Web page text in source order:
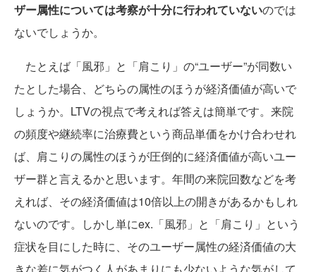
ザー属性については考察が十分に行われていないのでは
ないでしょうか。
たとえば「風邪」と「肩こり」の“ユーザー”が同数い
たとした場合、どちらの属性のほうが経済価値が高いで
しょうか。LTVの視点で考えれば答えは簡単です。来院
の頻度や継続率に治療費という商品単価をかけ合わせれ
ば、肩こりの属性のほうが圧倒的に経済価値が高いユー
ザー群と言えるかと思います。年間の来院回数などを考
えれば、その経済価値は10倍以上の開きがあるかもしれ
ないのです。しかし単にex.「風邪」と「肩こり」という
症状を目にした時に、そのユーザー属性の経済価値の大
きな差に気がつく人があまりにも少ないような気がして